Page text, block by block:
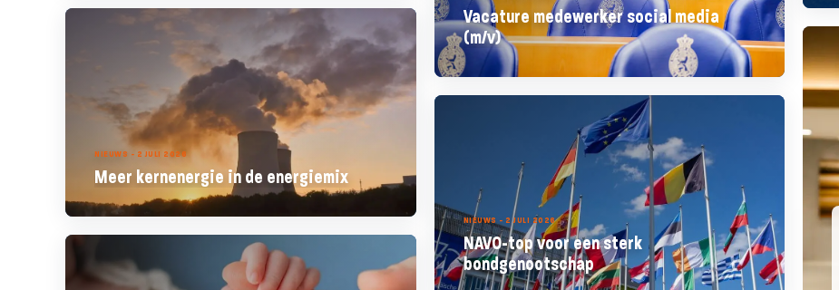
Vacature medewerker social media
(m/v)
NIEUWS - 2 JULI 2026
Meer kernenergie in de energiemix
NIEUWS - 2 JULI 2026
NAVO-top voor een sterk
bondgenootschap